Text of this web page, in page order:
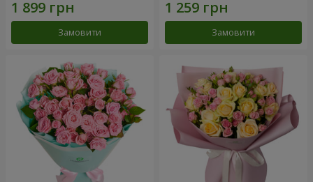
Замовити Замовити